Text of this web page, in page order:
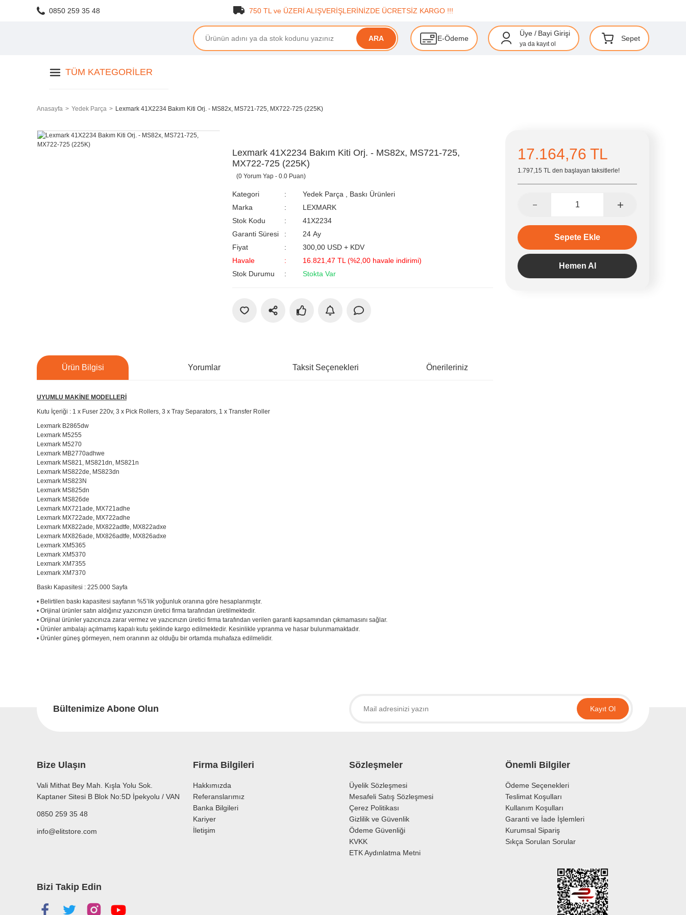
0850 259 35 48 750 TL ve ÜZERİ ALIŞVERİŞLERİNİZDE ÜCRETSİZ KARGO !!!
ARA E-Ödeme
Üye / Bayi Girişi
ya da kayıt ol
Sepet
TÜM KATEGORILER
Anasayfa Yedek Parça Lexmark 41X2234 Bakım Kiti Orj. - MS82x, MS721-725, MX722-725 (225K)
Lexmark 41X2234 Bakım Kiti Orj. - MS82x, MS721-725,
MX722-725 (225K)
(0 Yorum Yap - 0.0 Puan)
Kategori Yedek Parça
Baskı Ürünleri
Marka
LEXMARK
Stok Kodu
41X2234
Garanti Süresi
24 Ay
Fiyat
300,00 USD + KDV
Havale
16.821,47 TL (%2,00 havale indirimi)
Stok Durumu
Stokta Var
Ürün Bilgisi Yorumlar Taksit Seçenekleri Önerileriniz
UYUMLU MAKİNE MODELLERİ
Kutu İçeriği : 1 x Fuser 220v, 3 x Pick Rollers, 3 x Tray Separators, 1 x Transfer Roller
Lexmark B2865dw
Lexmark M5255
Lexmark M5270
Lexmark MB2770adhwe
Lexmark MS821, MS821dn, MS821n
Lexmark MS822de, MS823dn
Lexmark MS823N
Lexmark MS825dn
Lexmark MS826de
Lexmark MX721ade, MX721adhe
Lexmark MX722ade, MX722adhe
Lexmark MX822ade, MX822adtfe, MX822adxe
Lexmark MX826ade, MX826adtfe, MX826adxe
Lexmark XM5365
Lexmark XM5370
Lexmark XM7355
Lexmark XM7370
Baskı Kapasitesi : 225.000 Sayfa
• Belirtilen baskı kapasitesi sayfanın %5’lik yoğunluk oranına göre hesaplanmıştır.
• Orijinal ürünler satın aldığınız yazıcınızın üretici firma tarafından üretilmektedir.
• Orijinal ürünler yazıcınıza zarar vermez ve yazıcınızın üretici firma tarafından verilen garanti kapsamından çıkmamasını sağlar.
• Ürünler ambalajı açılmamış kapalı kutu şeklinde kargo edilmektedir. Kesinlikle yıpranma ve hasar bulunmamaktadır.
• Ürünler güneş görmeyen, nem oranının az olduğu bir ortamda muhafaza edilmelidir.
17.164,76 TL
1.797,15 TL den başlayan taksitlerle!
Sepete Ekle
Hemen Al
Bültenimize Abone Olun Kayıt Ol
Bize Ulaşın
Vali Mithat Bey Mah. Kışla Yolu Sok.
Kaptaner Sitesi B Blok No:5D İpekyolu / VAN
0850 259 35 48
info@elitstore.com
Firma Bilgileri
Hakkımızda
Referanslarımız
Banka Bilgileri
Kariyer
İletişim
Sözleşmeler
Üyelik Sözleşmesi
Mesafeli Satış Sözleşmesi
Çerez Politikası
Gizlilik ve Güvenlik
Ödeme Güvenliği
KVKK
ETK Aydınlatma Metni
Önemli Bilgiler
Ödeme Seçenekleri
Teslimat Koşulları
Kullanım Koşulları
Garanti ve İade İşlemleri
Kurumsal Sipariş
Sıkça Sorulan Sorular
Bizi Takip Edin